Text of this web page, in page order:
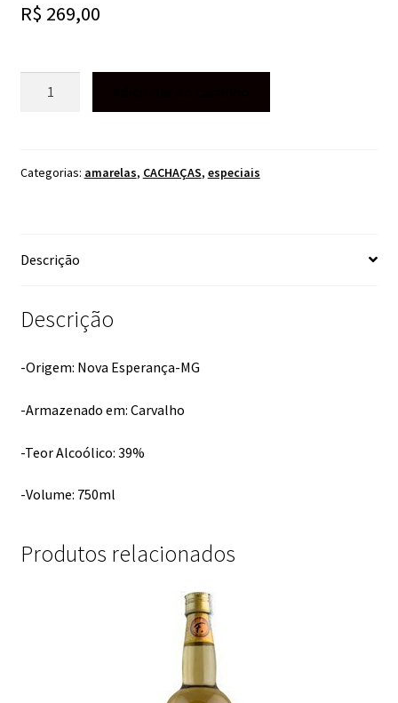
R$ 269,00
PORCELANA
Categorias: amarelas, CACHAÇAS, especiais
Descrição
Descrição
-Origem: Nova Esperança-MG
-Armazenado em: Carvalho
-Teor Alcoólico: 39%
-Volume: 750ml
Produtos relacionados